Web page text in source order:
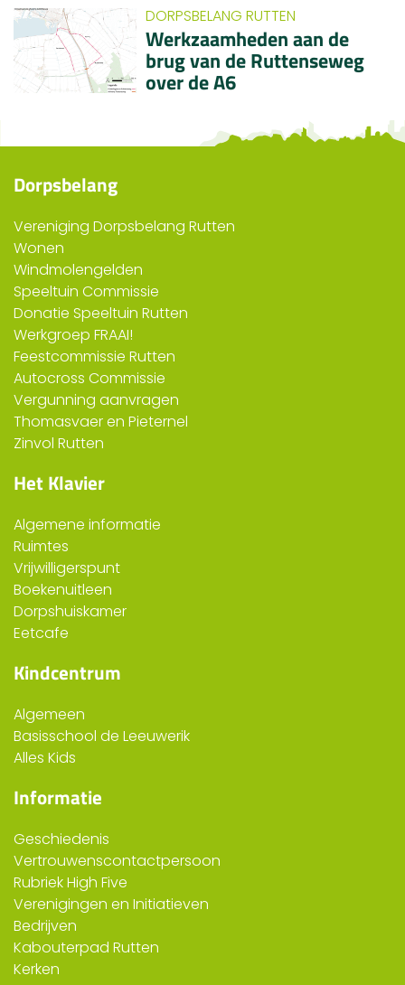
DORPSBELANG RUTTEN
Werkzaamheden aan de
brug van de Ruttenseweg
over de A6
Dorpsbelang
Vereniging Dorpsbelang Rutten
Wonen
Windmolengelden
Speeltuin Commissie
Donatie Speeltuin Rutten
Werkgroep FRAAI!
Feestcommissie Rutten
Autocross Commissie
Vergunning aanvragen
Thomasvaer en Pieternel
Zinvol Rutten
Het Klavier
Algemene informatie
Ruimtes
Vrijwilligerspunt
Boekenuitleen
Dorpshuiskamer
Eetcafe
Kindcentrum
Algemeen
Basisschool de Leeuwerik
Alles Kids
Informatie
Geschiedenis
Vertrouwenscontactpersoon
Rubriek High Five
Verenigingen en Initiatieven
Bedrijven
Kabouterpad Rutten
Kerken